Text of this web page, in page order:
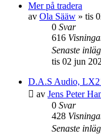
Mer på tradera
av Ola Sääw » tis
0 Svar
616
Senaste
tis 02 jun
D.A.S Audio,
av Jens Peter
0 Svar
428
Senaste